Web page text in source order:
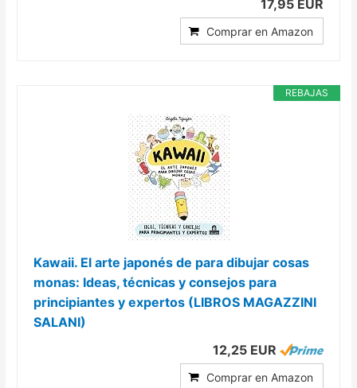
17,95 EUR
Comprar en Amazon
REBAJAS
Kawaii. El arte japonés de para dibujar cosas
monas: Ideas, técnicas y consejos para
principiantes y expertos (LIBROS MAGAZZINI
SALANI)
12,25 EUR
Comprar en Amazon